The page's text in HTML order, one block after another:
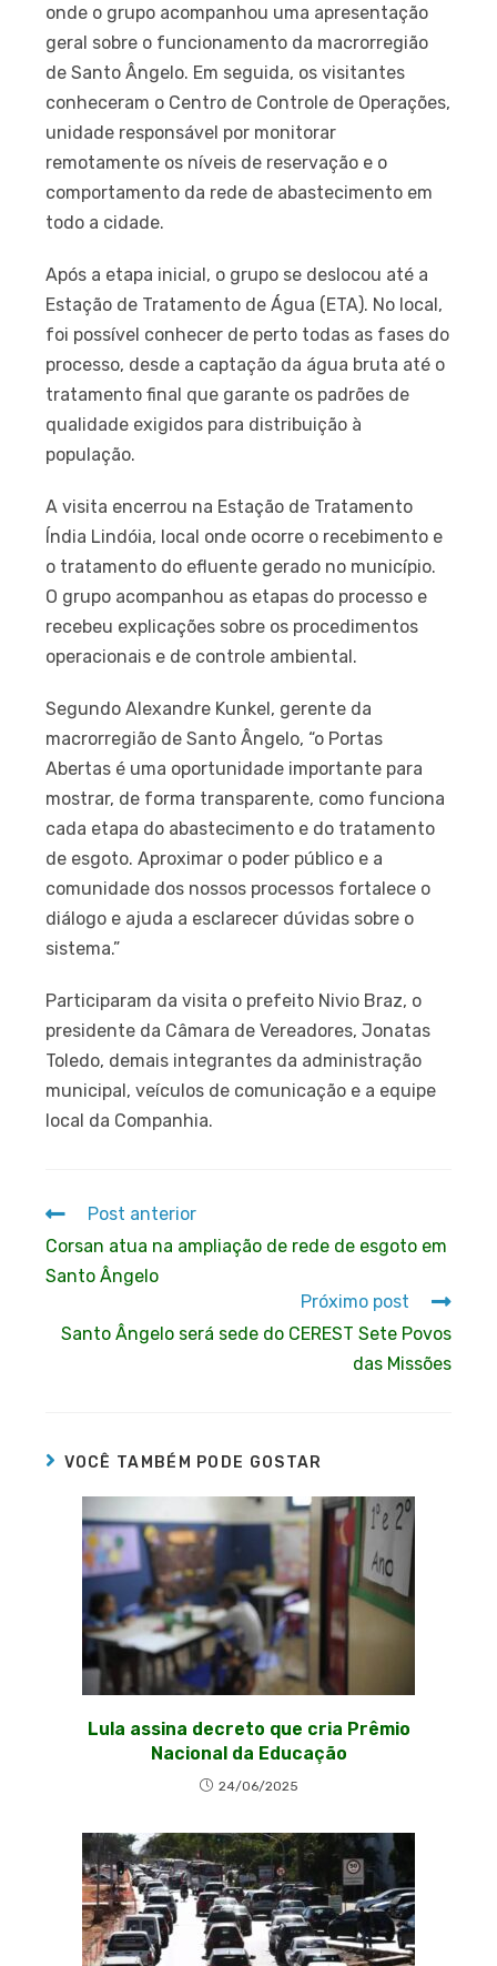
onde o grupo acompanhou uma apresentação
geral sobre o funcionamento da macrorregião
de Santo Ângelo. Em seguida, os visitantes
conheceram o Centro de Controle de Operações,
unidade responsável por monitorar
remotamente os níveis de reservação e o
comportamento da rede de abastecimento em
todo a cidade.
Após a etapa inicial, o grupo se deslocou até a
Estação de Tratamento de Água (ETA). No local,
foi possível conhecer de perto todas as fases do
processo, desde a captação da água bruta até o
tratamento final que garante os padrões de
qualidade exigidos para distribuição à
população.
A visita encerrou na Estação de Tratamento
Índia Lindóia, local onde ocorre o recebimento e
o tratamento do efluente gerado no município.
O grupo acompanhou as etapas do processo e
recebeu explicações sobre os procedimentos
operacionais e de controle ambiental.
Segundo Alexandre Kunkel, gerente da
macrorregião de Santo Ângelo, “o Portas
Abertas é uma oportunidade importante para
mostrar, de forma transparente, como funciona
cada etapa do abastecimento e do tratamento
de esgoto. Aproximar o poder público e a
comunidade dos nossos processos fortalece o
diálogo e ajuda a esclarecer dúvidas sobre o
sistema.”
Participaram da visita o prefeito Nivio Braz, o
presidente da Câmara de Vereadores, Jonatas
Toledo, demais integrantes da administração
municipal, veículos de comunicação e a equipe
local da Companhia.
Post anterior
Corsan atua na ampliação de rede de esgoto em
Santo Ângelo
Próximo post
Santo Ângelo será sede do CEREST Sete Povos
das Missões
VOCÊ TAMBÉM PODE GOSTAR
Lula assina decreto que cria Prêmio
Nacional da Educação
24/06/2025